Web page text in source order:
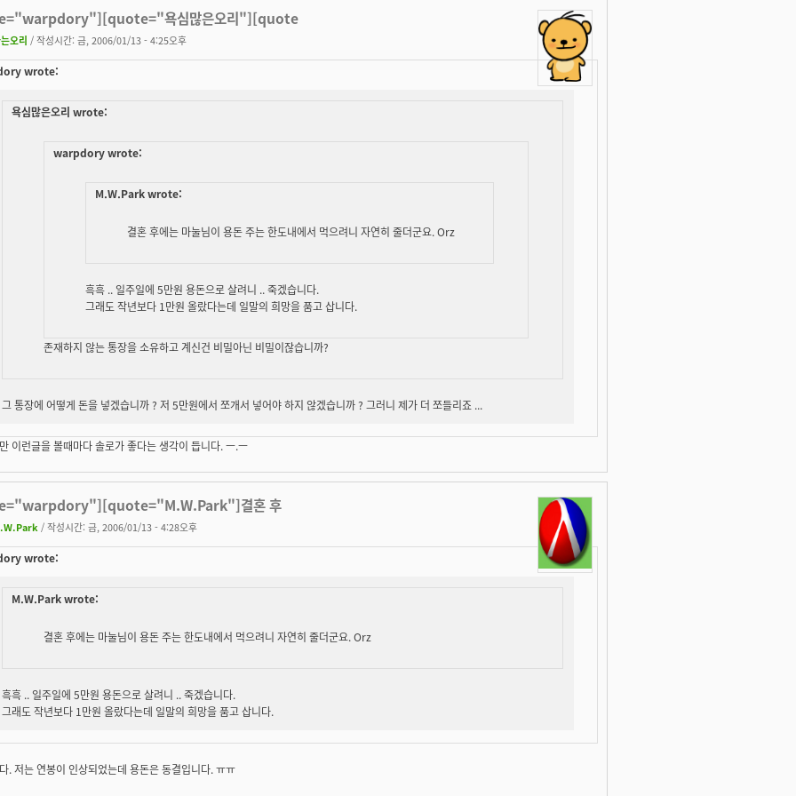
욕심많은오리"][quote
오리 / 작성시간: 금, 2006/01/13 - 4:25오후
wrote:
욕심많은오리 wrote:
warpdory wrote:
M.W.Park wrote:
결혼 후에는 마눌님이 용돈 주는 한도내에서 먹으려니 자연히 줄더군요. Orz
흑흑 .. 일주일에 5만원 용돈으로 살려니 .. 죽겠습니다.
그래도 작년보다 1만원 올랐다는데 일말의 희망을 품고 삽니다.
존재하지 않는 통장을 소유하고 계신건 비밀아닌 비밀이잖습니까?
그 통장에 어떻게 돈을 넣겠습니까 ? 저 5만원에서 쪼개서 넣어야 하지 않겠습니까 ? 그러니 제가 더 쪼들리죠 ...
이런글을 볼때마다 솔로가 좋다는 생각이 듭니다. ㅡ.ㅡ
결혼 후
/ 작성시간: 금, 2006/01/13 - 4:28오후
wrote:
M.W.Park wrote:
결혼 후에는 마눌님이 용돈 주는 한도내에서 먹으려니 자연히 줄더군요. Orz
흑흑 .. 일주일에 5만원 용돈으로 살려니 .. 죽겠습니다.
그래도 작년보다 1만원 올랐다는데 일말의 희망을 품고 삽니다.
. 저는 연봉이 인상되었는데 용돈은 동결입니다. ㅠㅠ